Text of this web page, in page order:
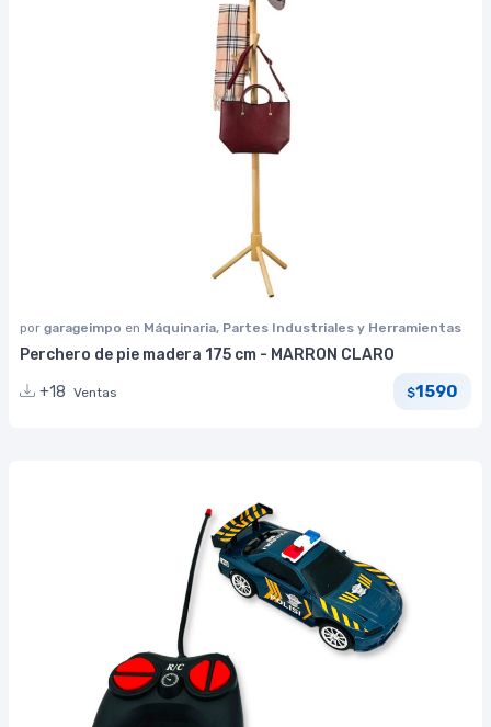
por garageimpo en Máquinaria, Partes Industriales y Herramientas
Perchero de pie madera 175 cm - MARRON CLARO
+18 Ventas $1590